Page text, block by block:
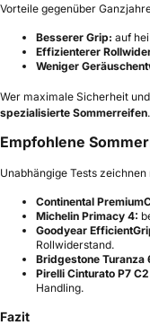
Vorteile gegenüber
Besserer Grip: auf
Effizienterer
Weniger
Wer maximale Sicherheit
spezialisierte Sommerreifen.
Empfohlene
Unabhängige Tests
Continental
Michelin Primacy 4:
Goodyear
Rollwiderstand.
Bridgestone Turanza
Pirelli Cinturato P7
Handling.
Fazit